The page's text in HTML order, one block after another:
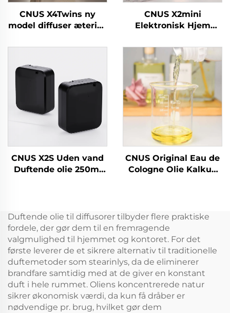
CNUS X4Twins ny
model diffuser æterisk
til butikskontor
CNUS X2mini
Elektronisk Hjem
Machine Air Duft Oil
Smart Aroma Diffuser
Machine
CNUS X2S Uden vand
Duftende olie 250ml
Aroma diffuser
CNUS Original Eau de
Cologne Olie Kalkun
Machine
Duftende olie til diffusorer tilbyder flere praktiske
fordele, der gør dem til en fremragende
valgmulighed til hjemmet og kontoret. For det
første leverer de et sikrere alternativ til traditionelle
duftemetoder som stearinlys, da de eliminerer
brandfare samtidig med at de giver en konstant
duft i hele rummet. Oliens koncentrerede natur
sikrer økonomisk værdi, da kun få dråber er
nødvendige pr. brug, hvilket gør dem